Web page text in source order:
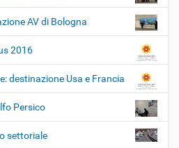
AV di Bologna
2016
destinazione Usa e Francia
Persico
settoriale